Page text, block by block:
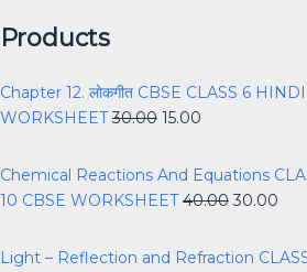
Products
Chapter 12. लोकगीत CBSE CLASS 6 HINDI
WORKSHEET 30.00 15.00
Chemical Reactions And Equations
10 CBSE WORKSHEET 40.00 30.00
Light – Reflection and Refraction